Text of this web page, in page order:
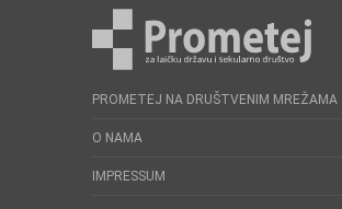
PROMETEJ NA DRUŠTVENIM MREŽAMA
O NAMA
IMPRESSUM